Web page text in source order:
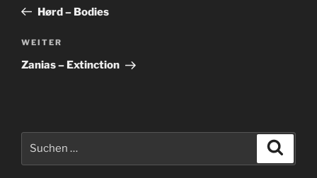
Beitrag
Hørd – Bodies
Nächster
Beitrag
WEITER
Zanias – Extinction